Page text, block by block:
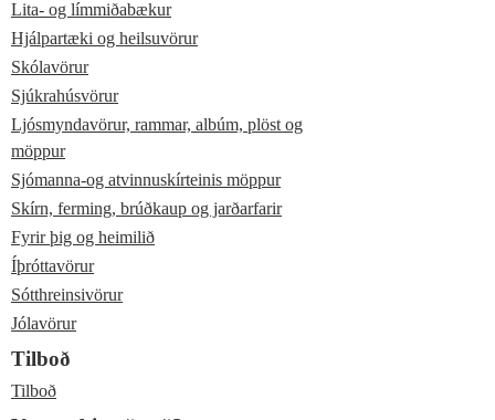
Lita- og límmiðabækur
Hjálpartæki og heilsuvörur
Skólavörur
Sjúkrahúsvörur
Ljósmyndavörur, rammar, albúm, plöst og
möppur
Sjómanna-og atvinnuskírteinis möppur
Skírn, ferming, brúðkaup og jarðarfarir
Fyrir þig og heimilið
Íþróttavörur
Sótthreinsivörur
Jólavörur
Tilboð
Tilboð